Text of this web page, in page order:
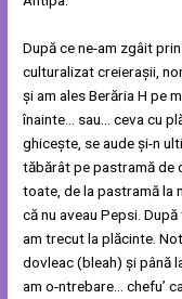
După ce ne-am zgâit
culturalizat creierașii,
și am ales Berăria H pe
înainte… sau… ceva cu
ghicește, se aude și-n
tăbărât pe pastramă de
toate, de la pastramă la
că nu aveau Pepsi.
am trecut la plăcinte.
dovleac (bleah) și până
am o-ntrebare… chefu’